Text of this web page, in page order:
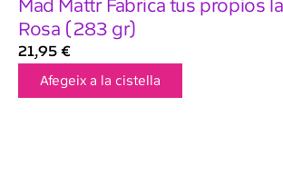
Mad Mattr Fabrica tus propios
Rosa (283 gr)
21,95 €
Afegeix a la cistella